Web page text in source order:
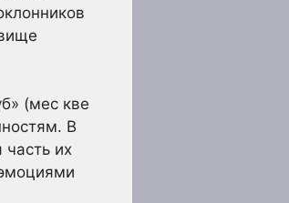
(мес кве
В
часть их